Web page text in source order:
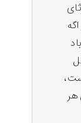
هر